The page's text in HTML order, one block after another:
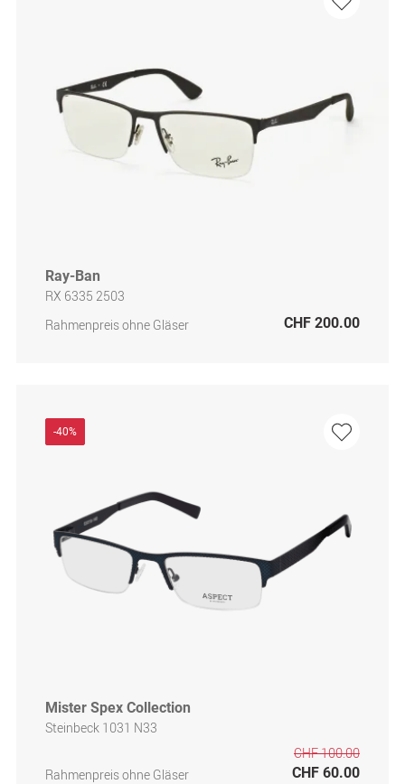
Ray-Ban
RX 6335 2503
Rahmenpreis ohne Gläser
CHF 200.00
-40%
Mister Spex Collection
Steinbeck 1031 N33
Rahmenpreis ohne Gläser
CHF 100.00
CHF 60.00